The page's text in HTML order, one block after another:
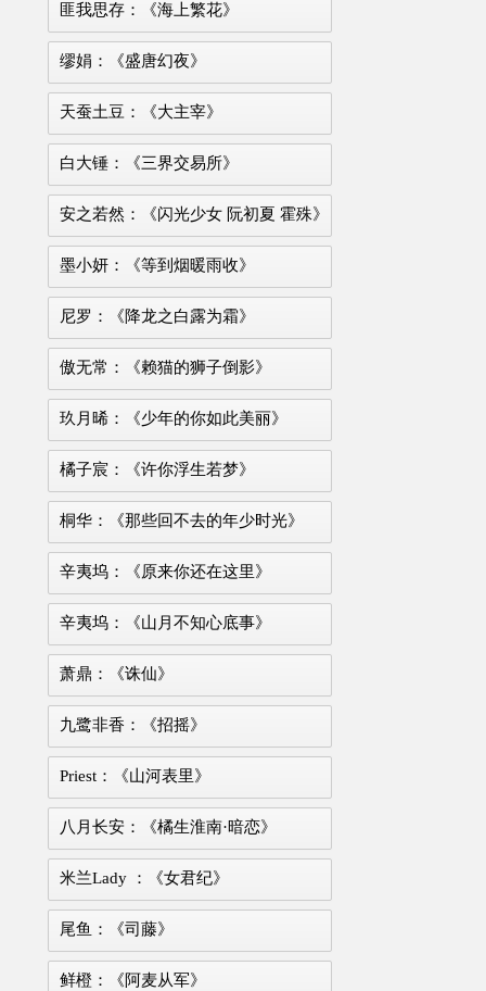
匪我思存：《海上繁花》
缪娟：《盛唐幻夜》
天蚕土豆：《大主宰》
白大锤：《三界交易所》
安之若然：《闪光少女 阮初夏 霍殊》
墨小妍：《等到烟暖雨收》
尼罗：《降龙之白露为霜》
傲无常：《赖猫的狮子倒影》
玖月晞：《少年的你如此美丽》
橘子宸：《许你浮生若梦》
桐华：《那些回不去的年少时光》
辛夷坞：《原来你还在这里》
辛夷坞：《山月不知心底事》
萧鼎：《诛仙》
九鹭非香：《招摇》
Priest：《山河表里》
八月长安：《橘生淮南·暗恋》
米兰Lady ：《女君纪》
尾鱼：《司藤》
鲜橙：《阿麦从军》